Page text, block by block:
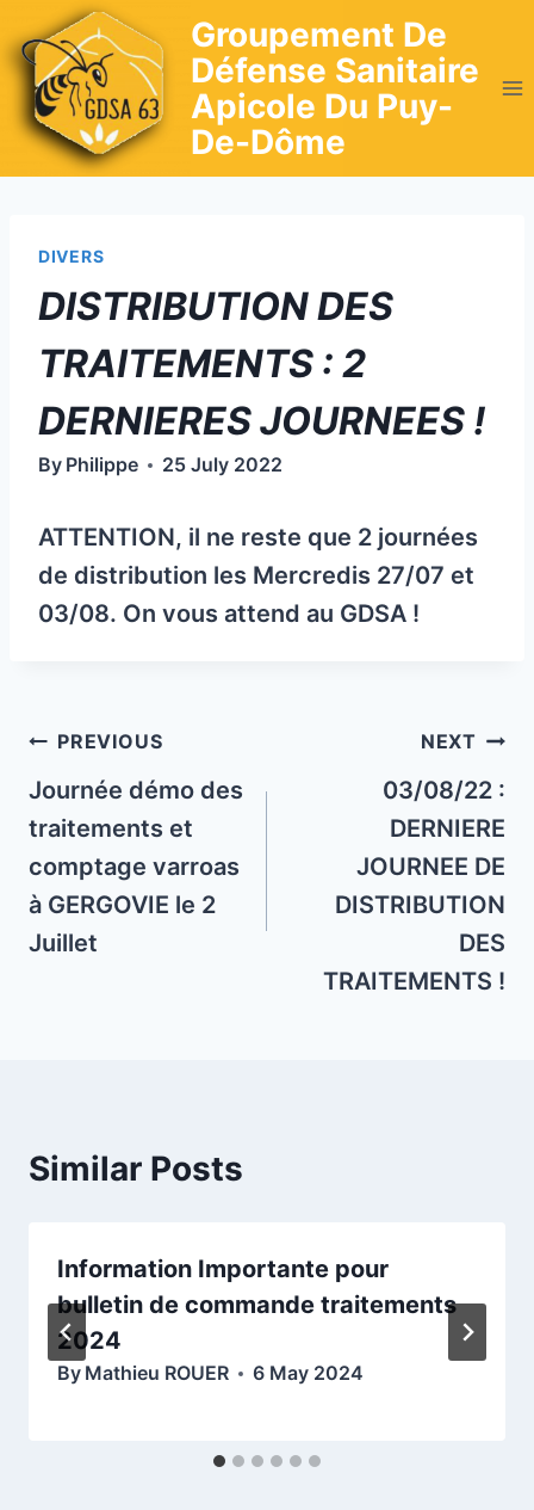
to
content
Groupement De
Défense Sanitaire
Apicole Du Puy-
De-Dôme
DIVERS
DISTRIBUTION DES
TRAITEMENTS : 2
DERNIERES JOURNEES !
By Philippe 25 July 2022
ATTENTION, il ne reste que 2 journées
de distribution les Mercredis 27/07 et
03/08. On vous attend au GDSA !
Post
navigation
PREVIOUS
Journée démo des
traitements et
comptage varroas
à GERGOVIE le 2
Juillet
NEXT
03/08/22 :
DERNIERE
JOURNEE DE
DISTRIBUTION
DES
TRAITEMENTS !
Similar Posts
Information Importante pour
bulletin de commande traitements
2024
By Mathieu ROUER 6 May 2024